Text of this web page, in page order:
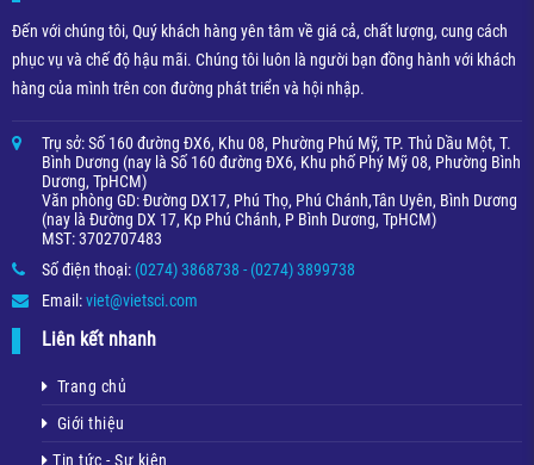
Đến với chúng tôi, Quý khách hàng yên tâm về giá cả, chất lượng, cung cách
phục vụ và chế độ hậu mãi. Chúng tôi luôn là người bạn đồng hành với khách
hàng của mình trên con đường phát triển và hội nhập.
Trụ sở: Số 160 đường ĐX6, Khu 08, Phường Phú Mỹ, TP. Thủ Dầu Một, T.
Bình Dương (nay là Số 160 đường ĐX6, Khu phố Phý Mỹ 08, Phường Bình
Dương, TpHCM)
Văn phòng GD: Đường DX17, Phú Thọ, Phú Chánh,Tân Uyên, Bình Dương
(nay là Đường DX 17, Kp Phú Chánh, P Bình Dương, TpHCM)
MST: 3702707483
Số điện thoại: (0274) 3868738 - (0274) 3899738
Email:viet@vietsci.com
Liên kết nhanh
Trang chủ
Giới thiệu
Tin tức - Sự kiện